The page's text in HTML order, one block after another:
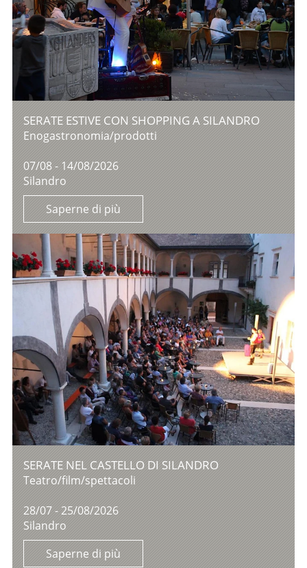
SERATE ESTIVE CON SHOPPING A SILANDRO
Enogastronomia/prodotti
07/08 - 14/08/2026
Silandro
Saperne di più
SERATE NEL CASTELLO DI SILANDRO
Teatro/film/spettacoli
28/07 - 25/08/2026
Silandro
Saperne di più